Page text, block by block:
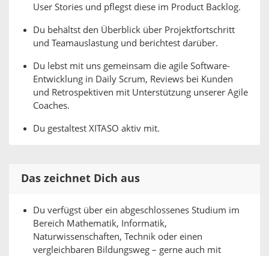
User Stories und pflegst diese im Product Backlog.
Du behältst den Überblick über Projektfortschritt
und Teamauslastung und berichtest darüber.
Du lebst mit uns gemeinsam die agile Software-
Entwicklung in Daily Scrum, Reviews bei Kunden
und Retrospektiven mit Unterstützung unserer Agile
Coaches.
Du gestaltest XITASO aktiv mit.
Das zeichnet Dich aus
Du verfügst über ein abgeschlossenes Studium im
Bereich Mathematik, Informatik,
Naturwissenschaften, Technik oder einen
vergleichbaren Bildungsweg – gerne auch mit